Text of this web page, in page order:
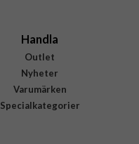
Handla
Outlet
Nyheter
Varumärken
Specialkategorier